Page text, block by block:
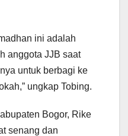
ini adalah
anggota JJB saat
untuk berbagi ke
ungkap Tobing.
Bogor, Rike
senang dan